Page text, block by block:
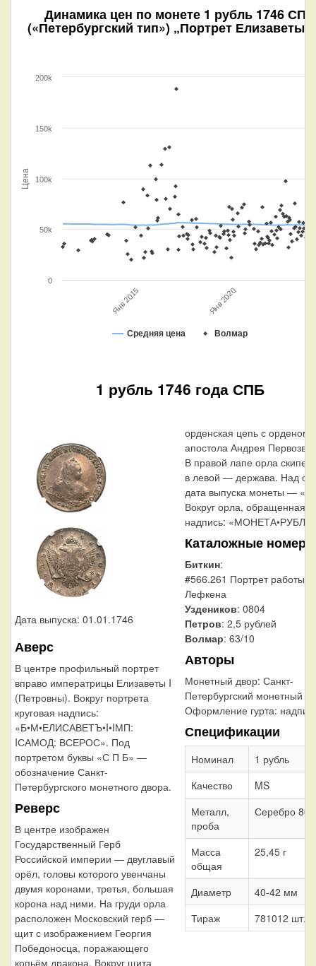
Динамика цен по монете 1 рубль 1746 СПБ
(«Петербургский тип») „Портрет Елизаветы“
Цена
Средняя цена Волмар
Янв 2020
Янв 2015
0
50k
100k
150k
200k
1 рубль 1746 года СПБ
Дата выпуска: 01.01.1746
Аверс
В центре профильный портрет
вправо императрицы Елизаветы I
(Петровны). Вокруг портрета
круговая надпись:
«Б•М•ЕЛИСАВЕТЪ•I•IМП:
IСАМОД: ВСЕРОС». Под
портретом буквы «С П Б» —
обозначение Санкт-
Петербургского монетного двора.
Реверс
В центре изображен
Государственный Герб
Российской империи — двуглавый
орёл, головы которого увенчаны
двумя коронами, третья, большая
корона над ними. На груди орла
расположен Московский герб —
щит с изображением Георгия
Победоносца, поражающего
копьём дракона. Вокруг щита
орденская цепь с орденом
апостола Андрея
В правой лапе орла
в левой — держава. Над
дата выпуска монеты —
Вокруг орла, обращенная
надпись:
Каталожные номера
Биткин:
#566.261 Портрет работы Т.
Лефкена
Уздеников: 0804
Петров: 2,5 рублей
Волмар: 63/10
Авторы
Монетный двор: Санкт-
Петербургский монетный
Оформление гурта:
Спецификации
Номинал
1 рубль
Качество
MS
Металл,
проба
Серебро 802
Масса
общая
25,45 г
Диаметр
40-42 мм
Тираж
781012 шт.